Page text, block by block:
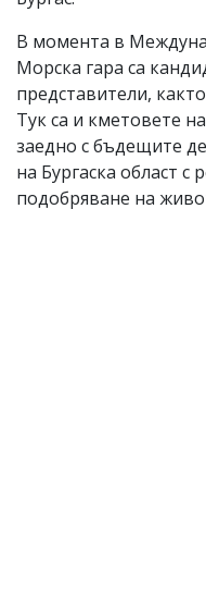
В момента в
Морска гара са
представители,
Тук са и кметовете
заедно с бъдещите
на Бургаска област с
подобряване на